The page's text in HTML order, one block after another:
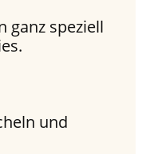
ganz speziell
und